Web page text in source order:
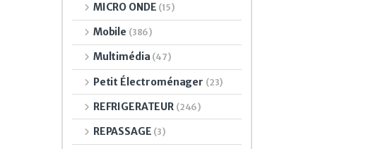
MICRO ONDE (15)
Mobile (386)
Multimédia (47)
Petit Électroménager (23)
REFRIGERATEUR (246)
REPASSAGE (3)